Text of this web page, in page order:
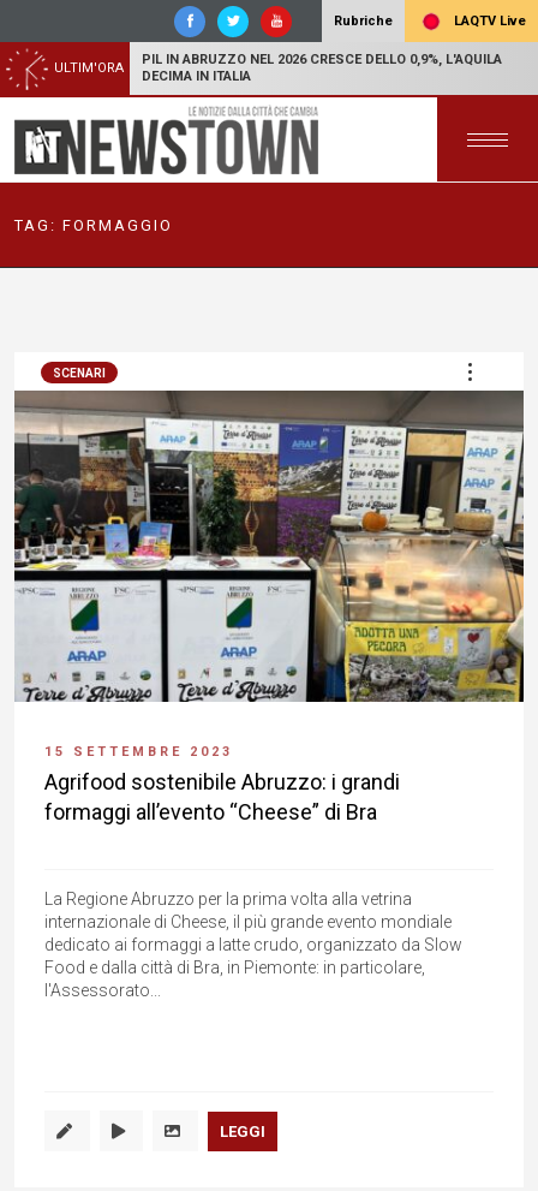
Rubriche LAQTV Live
ULTIM'ORA
PIL IN ABRUZZO NEL 2026 CRESCE DELLO 0,9%, L'AQUILA
DECIMA IN ITALIA
TAG: FORMAGGIO
SCENARI
15 SETTEMBRE 2023
Agrifood sostenibile Abruzzo: i grandi
formaggi all’evento “Cheese” di Bra
La Regione Abruzzo per la prima volta alla vetrina
internazionale di Cheese, il più grande evento mondiale
dedicato ai formaggi a latte crudo, organizzato da Slow
Food e dalla città di Bra, in Piemonte: in particolare,
l'Assessorato...
LEGGI